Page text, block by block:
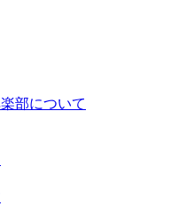
部について